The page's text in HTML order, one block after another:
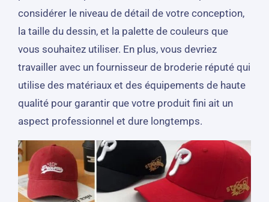
considérer le niveau de détail de votre conception,
la taille du dessin, et la palette de couleurs que
vous souhaitez utiliser. En plus, vous devriez
travailler avec un fournisseur de broderie réputé qui
utilise des matériaux et des équipements de haute
qualité pour garantir que votre produit fini ait un
aspect professionnel et dure longtemps.